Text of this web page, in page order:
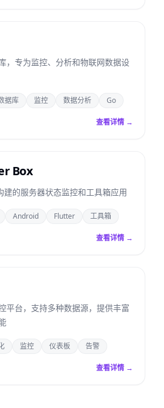
，专为监控、分析和物联网数据设
据库 监控 数据分析 Go
查看详情 →
Box
的服务器状态监控和工具箱应用
Android Flutter 工具箱
查看详情 →
平台，支持多种数据源，提供丰富
监控 仪表板 告警
查看详情 →